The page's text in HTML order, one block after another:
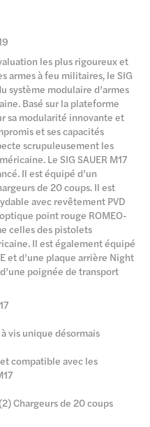
les plus rigoureux et
armes à feu militaires, le SIG
système modulaire d’armes
Basé sur la plateforme
sa modularité innovante et
et ses capacités
scrupuleusement les
Le SIG SAUER M17
Il est équipé d’un
de 20 coups. Il est
avec revêtement PVD
point rouge ROMEO-
celles des pistolets
Il est également équipé
et d’une plaque arrière Night
poignée de transport
vis unique désormais
compatible avec les
Chargeurs de 20 coups